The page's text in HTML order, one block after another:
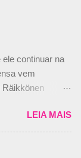
Piquet,
todas por
O
Senna em
uma oferta
depois de ter
ainda que
tricampeão
rápido e
continuar na
vem
so that’s
#EifelGP
— Kimi
LEIA MAIS